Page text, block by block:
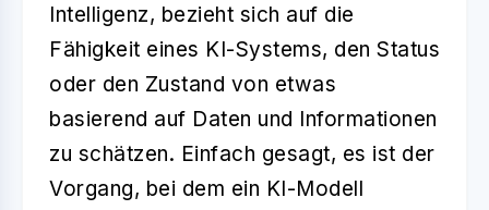
Intelligenz, bezieht sich auf die
Fähigkeit eines KI-Systems, den Status
oder den Zustand von etwas
basierend auf Daten und Informationen
zu schätzen. Einfach gesagt, es ist der
Vorgang, bei dem ein KI-Modell